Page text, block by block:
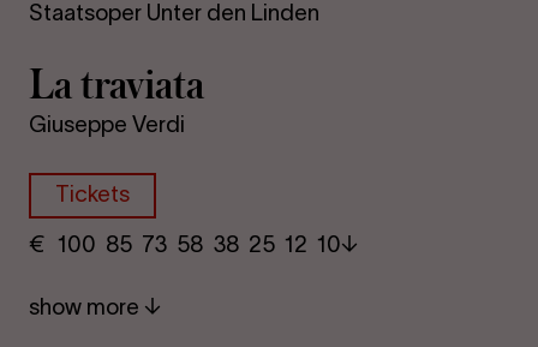
Staatsoper Unter den Linden
La travi­ata
Giuseppe Verdi
Tickets
€ ​ 100 85 73​ 58 38 25​ 12 10
show more